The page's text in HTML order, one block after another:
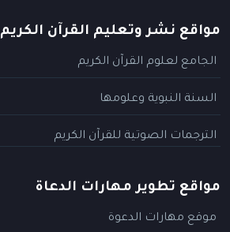
مواقع نشر وتعليم القرآن الكريم
الجامع لعلوم القرآن الكريم
السنة النبوية وعلومها
الترجمات الصوتية للقرآن الكريم
مواقع تطوير مهارات الدعاة
موقع مهارات الدعوة